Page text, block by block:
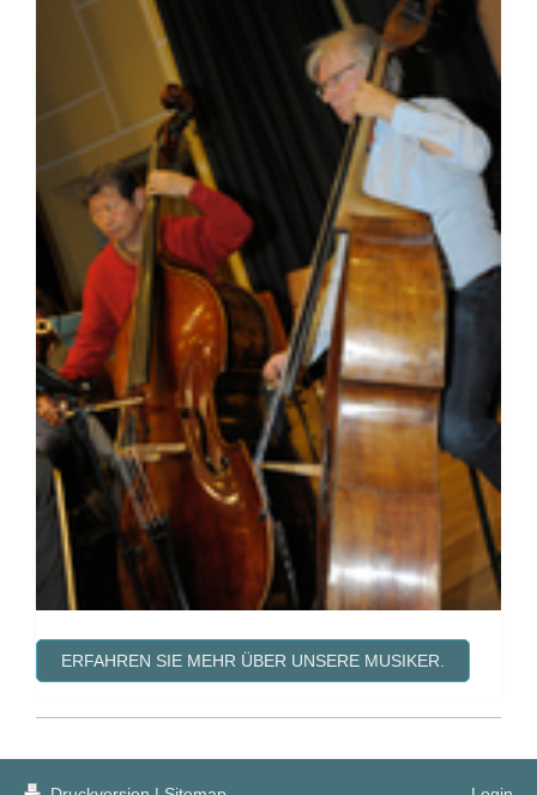
ERFAHREN SIE MEHR ÜBER UNSERE MUSIKER.